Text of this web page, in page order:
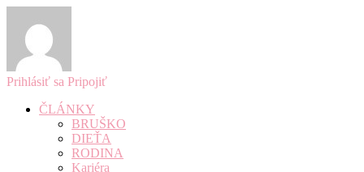
Prihlásiť sa Pripojiť
ČLÁNKY
BRUŠKO
DIEŤA
RODINA
Kariéra